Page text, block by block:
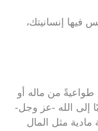
فيها إنسانيتك،
من ماله أو
إلى الله -عز وجل-
مادية مثل المال